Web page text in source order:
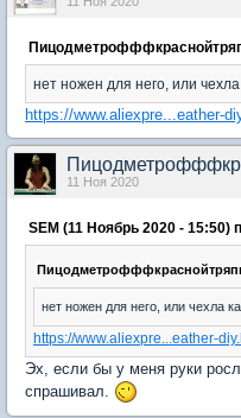
нет ножен для него, или чехла
https://www.aliexpre...eather-
11 Ноя 2020
SEM (11 Ноябрь 2020 - 15:50)
нет ножен для него, или чехла
https://www.aliexpre...eather-
Эх, если бы у меня руки
спрашивал.